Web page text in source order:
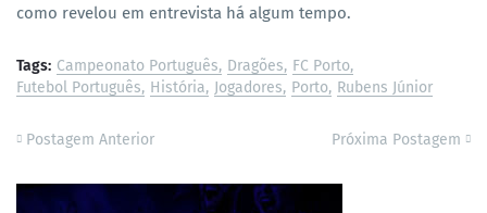
como revelou em entrevista há algum tempo.
Tags: Campeonato Português Dragões FC Porto
Futebol Português História Jogadores Porto Rubens Júnior
Postagem Anterior Próxima Postagem